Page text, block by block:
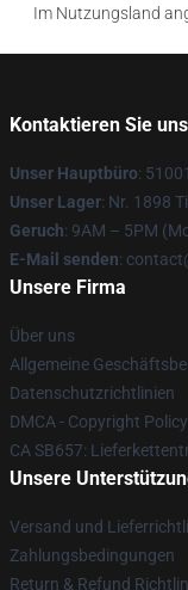
Im Nutzungsland
Kontaktieren Sie uns
Unser Hauptbüro:
Unser Lager: Nr. 1898
Geruch: 9AM – 5PM
E-Mail senden:
Unsere Firma
Über uns
Allgemeine
Datenschutzrichtlinien
DMCA - Copyright Policy
CA SB657:
Unsere
Versand und
Zahlungsbedingungen
Return & Refund